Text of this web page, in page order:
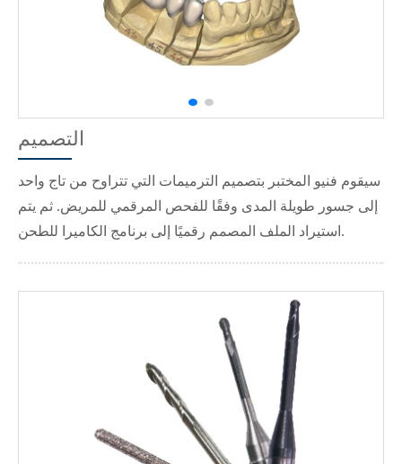
التصميم
سيقوم فنيو المختبر بتصميم الترميمات التي تتراوح من تاج واحد
إلى جسور طويلة المدى وفقًا للفحص المرقمي للمريض. ثم يتم
استيراد الملف المصمم رقميًا إلى برنامج الكاميرا للطحن.